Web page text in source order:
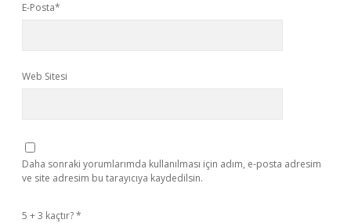
E-Posta*
Web Sitesi
Daha sonraki yorumlarımda kullanılması için adım, e-posta adresim
ve site adresim bu tarayıcıya kaydedilsin.
5 + 3 kaçtır?*